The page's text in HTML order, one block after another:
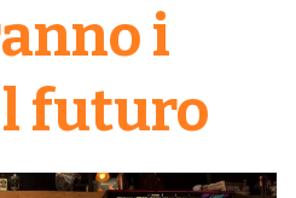
i
futuro